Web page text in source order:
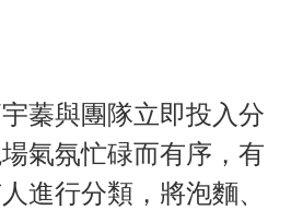
蓁與團隊立即投入分
氣氛忙碌而有序，有
進行分類，將泡麵、